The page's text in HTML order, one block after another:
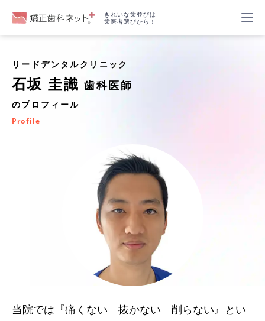
きれいな歯並びは
歯医者選びから！
リードデンタルクリニック
石坂 圭識歯科医師
のプロフィール
Profile
当院では『痛くない 抜かない 削らない』とい